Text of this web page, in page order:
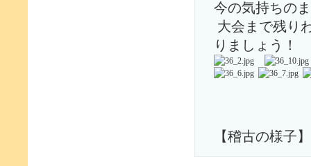
今の気持ちの
大会まで残り
りましょう！
【稽古の様子】